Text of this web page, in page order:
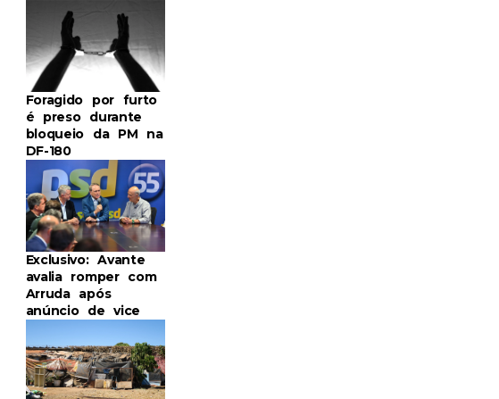
Foragido por furto
é preso durante
bloqueio da PM na
DF-180
Exclusivo: Avante
avalia romper com
Arruda após
anúncio de vice